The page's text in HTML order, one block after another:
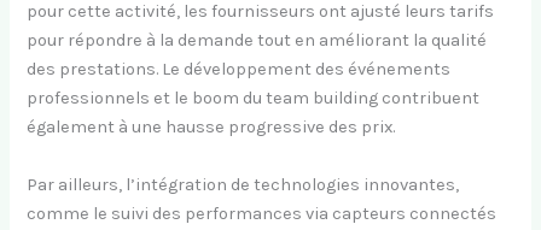
pour cette activité, les fournisseurs ont ajusté leurs tarifs
pour répondre à la demande tout en améliorant la qualité
des prestations. Le développement des événements
professionnels et le boom du team building contribuent
également à une hausse progressive des prix.
Par ailleurs, l’intégration de technologies innovantes,
comme le suivi des performances via capteurs connectés